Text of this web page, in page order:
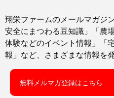
翔栄ファームのメールマガジ
安全にまつわる豆知識」「農
体験などのイベント情報」「
報」など、さまざまな情報を
無料メルマガ登録はこちら